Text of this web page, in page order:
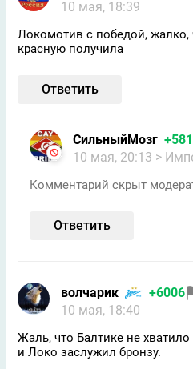
10 мая, 18:39
Локомотив с победой, жалко,
красную получила
Ответить
СильныйМозг
10 мая, 20:13 >
Комментарий скрыт
Ответить
волчарик
+6006
10 мая, 18:40
Жаль, что Балтике не
и Локо заслужил бронзу.